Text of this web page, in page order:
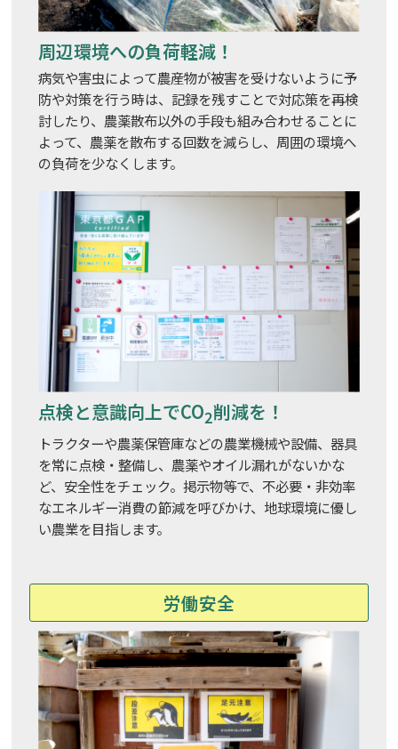
周辺環境への負荷軽減！
病気や害虫によって農産物が被害を受けないように予
防や対策を行う時は、記録を残すことで対応策を再検
討したり、農薬散布以外の手段も組み合わせることに
よって、農薬を散布する回数を減らし、周囲の環境へ
の負荷を少なくします。
点検と意識向上でCO2削減を！
トラクターや農薬保管庫などの農業機械や設備、器具
を常に点検・整備し、農薬やオイル漏れがないかな
ど、安全性をチェック。掲示物等で、不必要・非効率
なエネルギー消費の節減を呼びかけ、地球環境に優し
い農業を目指します。
労働安全